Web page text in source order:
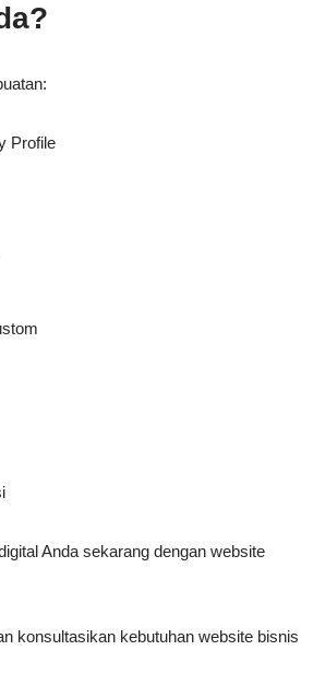
Profile
Anda sekarang dengan website
konsultasikan kebutuhan website bisnis